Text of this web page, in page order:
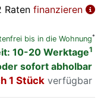
Raten finanzieren
bis in die Wohnung*
Lieferzeit: 10-20 Werktage1
sofort abholbar
noch 1 Stück verfügbar